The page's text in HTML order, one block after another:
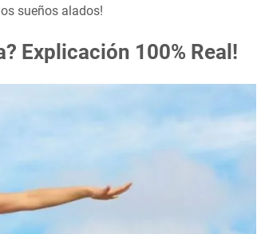
sueños alados!
Explicación 100% Real!